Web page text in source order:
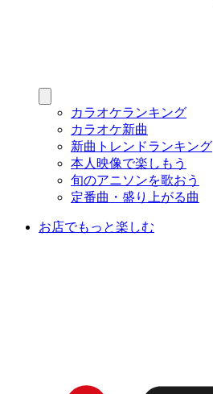
カラオケランキング
カラオケ新曲
新曲トレンドランキング
本人映像で楽しもう
旬のアニソンを歌おう
定番曲・盛り上がる曲
お店でもっと楽しむ